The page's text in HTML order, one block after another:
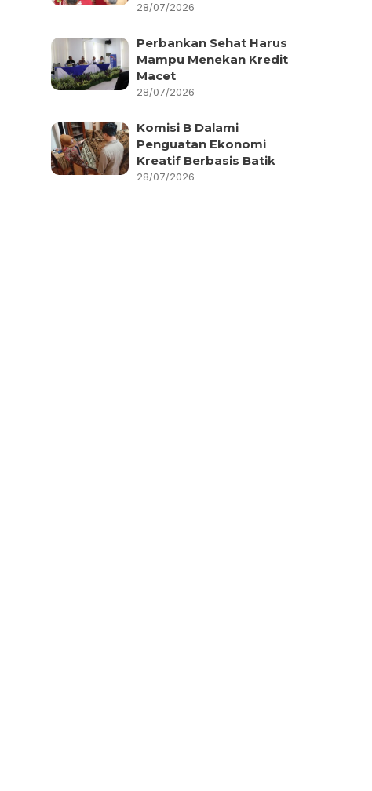
28/07/2026
Perbankan Sehat Harus
Mampu Menekan Kredit
Macet
28/07/2026
Komisi B Dalami
Penguatan Ekonomi
Kreatif Berbasis Batik
28/07/2026